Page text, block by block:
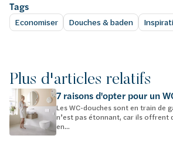
Tags
Economiser Douches & baden
Plus d'articles relatifs
7 raisons d'opter pour un
Les WC-douches sont en train de
n’est pas étonnant, car ils offrent
en...